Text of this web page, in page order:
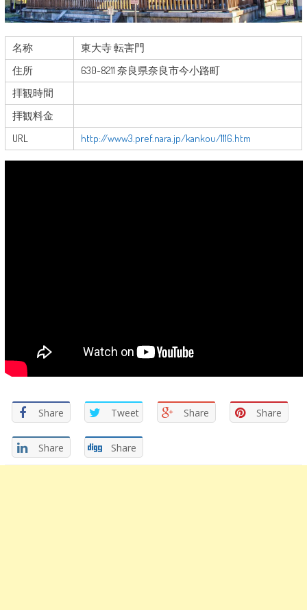
名称
東大寺 転害門
住所
630-8211 奈良県奈良市今小路町
拝観時間
拝観料金
URL
http://www3.pref.nara.jp/kankou/1116.htm
Share Tweet Share Share
Share Share